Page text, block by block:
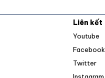
Liên kết
Youtube
Facebook
Twitter
Instagram